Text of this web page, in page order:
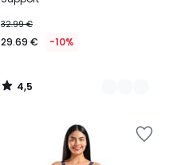
32.99 €
29.69 € -10%
4,5
/